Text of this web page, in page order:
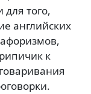
того,
английских
к